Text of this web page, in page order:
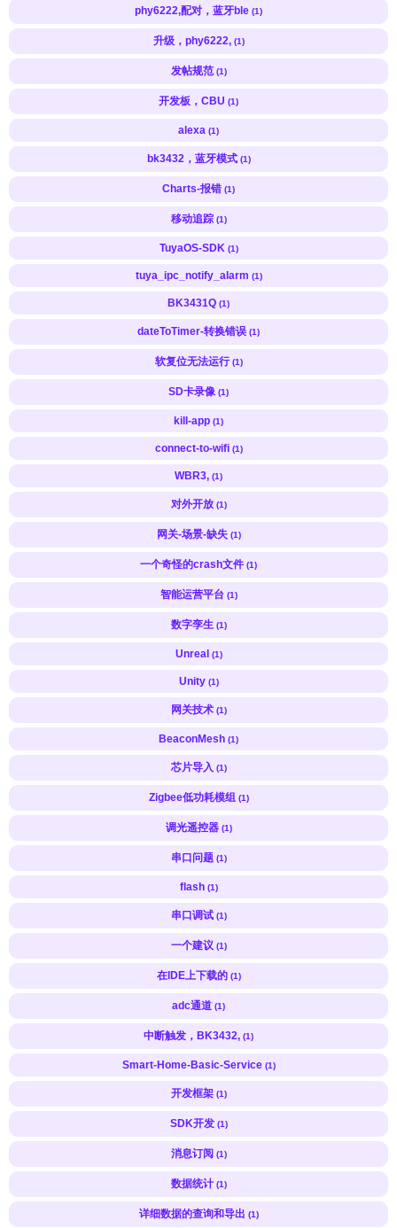
phy6222,配对，蓝牙ble (1)
升级，phy6222, (1)
发帖规范 (1)
开发板，CBU (1)
alexa (1)
bk3432，蓝牙模式 (1)
Charts-报错 (1)
移动追踪 (1)
TuyaOS-SDK (1)
tuya_ipc_notify_alarm (1)
BK3431Q (1)
dateToTimer-转换错误 (1)
软复位无法运行 (1)
SD卡录像 (1)
kill-app (1)
connect-to-wifi (1)
WBR3, (1)
对外开放 (1)
网关-场景-缺失 (1)
一个奇怪的crash文件 (1)
智能运营平台 (1)
数字孪生 (1)
Unreal (1)
Unity (1)
网关技术 (1)
BeaconMesh (1)
芯片导入 (1)
Zigbee低功耗模组 (1)
调光遥控器 (1)
串口问题 (1)
flash (1)
串口调试 (1)
一个建议 (1)
在IDE上下载的 (1)
adc通道 (1)
中断触发，BK3432, (1)
Smart-Home-Basic-Service (1)
开发框架 (1)
SDK开发 (1)
消息订阅 (1)
数据统计 (1)
详细数据的查询和导出 (1)